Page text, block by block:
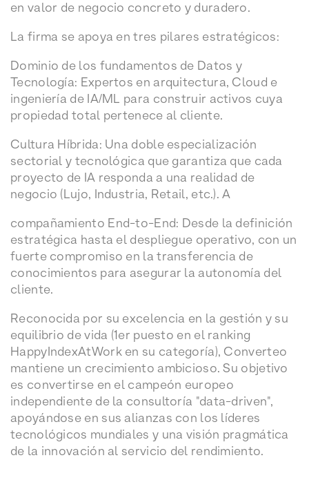
en valor de negocio concreto y duradero.
La firma se apoya en tres pilares estratégicos:
Dominio de los fundamentos de Datos y
Tecnología: Expertos en arquitectura, Cloud e
ingeniería de IA/ML para construir activos cuya
propiedad total pertenece al cliente.
Cultura Híbrida: Una doble especialización
sectorial y tecnológica que garantiza que cada
proyecto de IA responda a una realidad de
negocio (Lujo, Industria, Retail, etc.). A
compañamiento End-to-End: Desde la definición
estratégica hasta el despliegue operativo, con un
fuerte compromiso en la transferencia de
conocimientos para asegurar la autonomía del
cliente.
Reconocida por su excelencia en la gestión y su
equilibrio de vida (1er puesto en el ranking
HappyIndexAtWork en su categoría), Converteo
mantiene un crecimiento ambicioso. Su objetivo
es convertirse en el campeón europeo
independiente de la consultoría "data-driven",
apoyándose en sus alianzas con los líderes
tecnológicos mundiales y una visión pragmática
de la innovación al servicio del rendimiento.